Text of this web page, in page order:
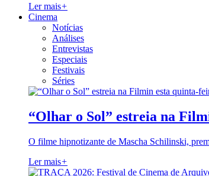
Ler mais+
Cinema
Notícias
Análises
Entrevistas
Especiais
Festivais
Séries
“Olhar o Sol” estreia na
O filme hipnotizante de Mascha Schilinski,
Ler mais+